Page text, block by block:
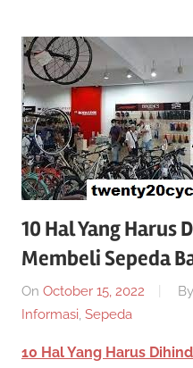
10 Hal Yang Harus
Membeli Sepeda
On October 15, 2022 By
Informasi, Sepeda
10 Hal Yang Harus